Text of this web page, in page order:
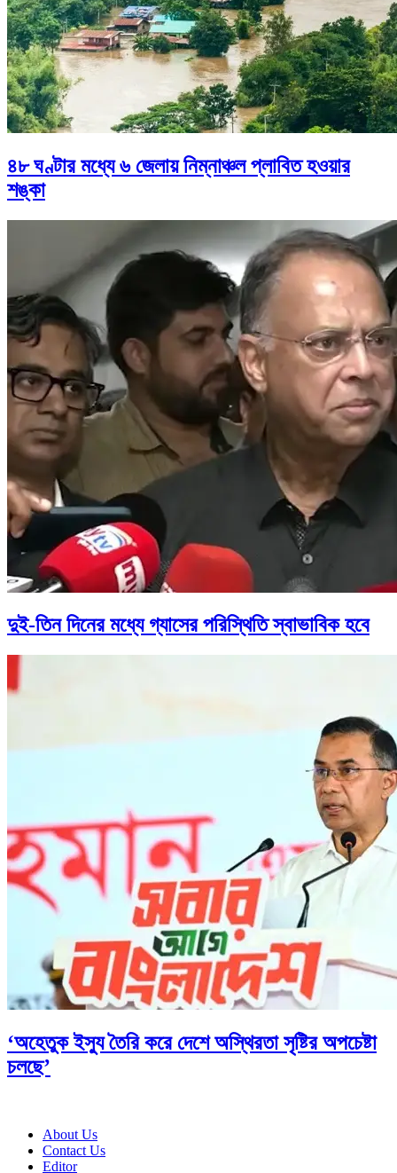
৪৮ ঘণ্টার মধ্যে ৬ জেলায় নিম্নাঞ্চল প্লাবিত হওয়ার
শঙ্কা
দুই-তিন দিনের মধ্যে গ্যাসের পরিস্থিতি স্বাভাবিক হবে
‘অহেতুক ইস্যু তৈরি করে দেশে অস্থিরতা সৃষ্টির অপচেষ্টা
চলছে’
About Us
Contact Us
Editor